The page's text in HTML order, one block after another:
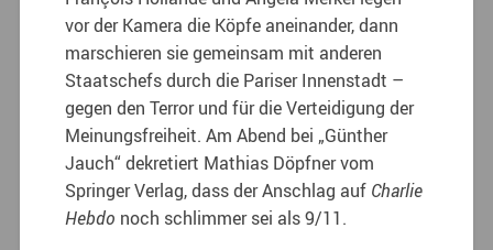
vor der Kamera die Köpfe aneinander, dann
marschieren sie gemeinsam mit anderen
Staatschefs durch die Pariser Innenstadt –
gegen den Terror und für die Verteidigung der
Meinungsfreiheit. Am Abend bei „Günther
Jauch“ dekretiert Mathias Döpfner vom
Springer Verlag, dass der Anschlag auf Charlie
Hebdo noch schlimmer sei als 9/11.